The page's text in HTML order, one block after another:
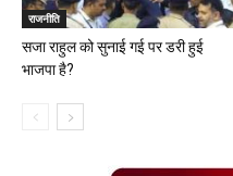
राजनीति
सजा राहुल को सुनाई गई पर डरी हुई
भाजपा है?